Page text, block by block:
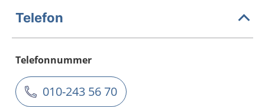
Telefon
Telefonnummer
010-243 56 70